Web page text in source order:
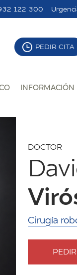
122 300
PEDIR CITA
INFORMACIÓN
DOCTOR
Cirugía